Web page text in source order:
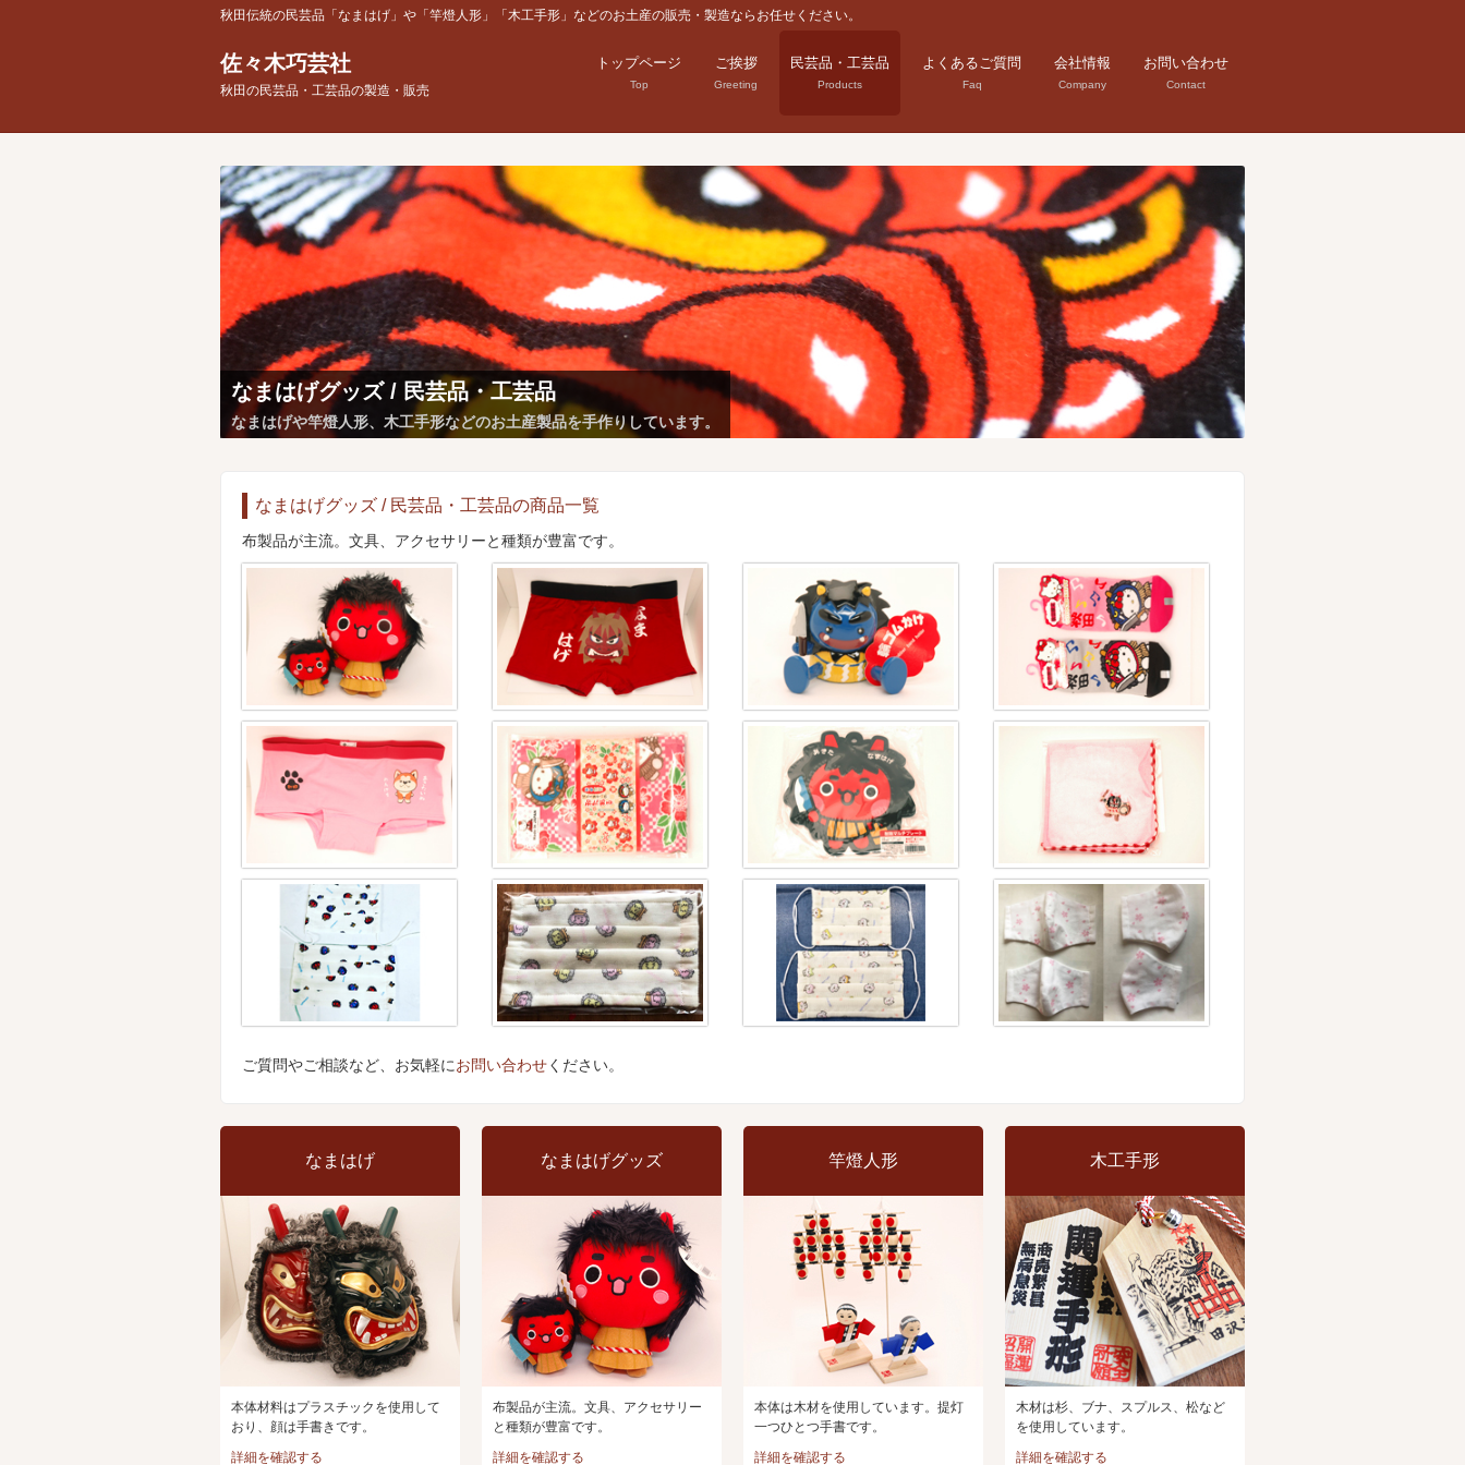
秋田伝統の民芸品「なまはげ」や「竿燈人形」「木工手形」などのお土産の販売・製造ならお任せください。
佐々木巧芸社
秋田の民芸品・工芸品の製造・販売
トップページ
Top
ご挨拶
Greeting
民芸品・工芸品
Products
よくあるご質問
Faq
会社情報
Company
お問い合わせ
Contact
なまはげグッズ / 民芸品・工芸品
なまはげや竿燈人形、木工手形などのお土産製品を手作りしています。
なまはげグッズ / 民芸品・工芸品の商品一覧
布製品が主流。文具、アクセサリーと種類が豊富です。
ご質問やご相談など、お気軽にお問い合わせください。
なまはげ
本体材料はプラスチックを使用して
おり、顔は手書きです。
詳細を確認する
なまはげグッズ
布製品が主流。文具、アクセサリー
と種類が豊富です。
詳細を確認する
竿燈人形
本体は木材を使用しています。提灯
一つひとつ手書です。
詳細を確認する
木工手形
木材は杉、ブナ、スプルス、松など
を使用しています。
詳細を確認する